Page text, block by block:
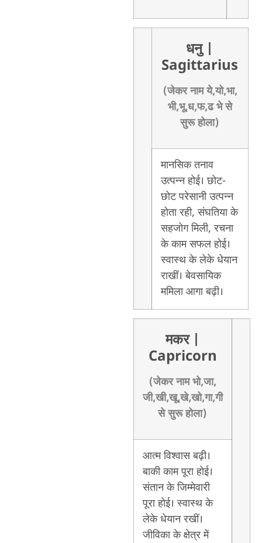
धनु
Sagittarius
(जेकर नाम ये,यो,भा,
भी,भू,ध,फ,ढ भे से
सुरू होला)
मानसिक तनाव
उत्पन्न होई। छोट-
छोट परेसानी उत्पन्न
होता रही, संघतिया के
सहजोग मिली, रचना
के काम सफल होई।
स्वास्थ के लेके धेयान
राखीं। बेवसायिक
ममिला आगा बढ़ी।
मकर
Capricorn
(जेकर नाम भो,जा,
जी,खी,खू,खे,खो,गा,गी
से सुरू होला)
आत्म विश्वास बढ़ी।
बाकी काम पूरा होई।
संतान के जिम्मेवारी
पूरा होई। स्वास्थ के
लेके धेयान रखीं।
जीविका के क्षेत्र में